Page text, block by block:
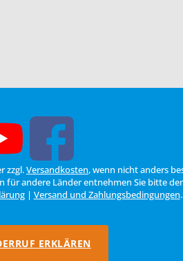
zzgl.Versandkosten, wenn nicht anders
für andere Länder entnehmen Sie bitte
| Versand und Zahlungsbedingungen.
ERKLÄREN